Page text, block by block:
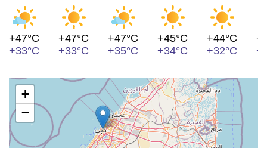
+47°C
+33°C
+47°C
+33°C
+47°C
+35°C
+45°C
+34°C
+44°C
+32°C
+
−